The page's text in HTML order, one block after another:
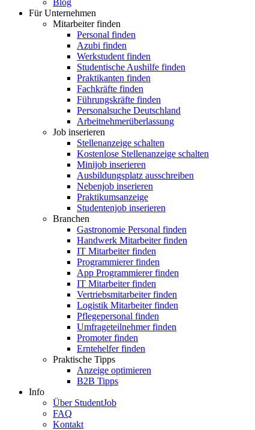
Blog
Für Unternehmen
Mitarbeiter finden
Personal finden
Azubi finden
Werkstudent finden
Studentische Aushilfe finden
Praktikanten finden
Fachkräfte finden
Führungskräfte finden
Personalsuche Deutschland
Arbeitnehmerüberlassung
Job inserieren
Stellenanzeige schalten
Kostenlose Stellenanzeige schalten
Minijob inserieren
Ausbildungsplatz ausschreiben
Nebenjob inserieren
Praktikumsanzeige
Studentenjob inserieren
Branchen
Gastronomie Personal finden
Handwerk Mitarbeiter finden
IT Mitarbeiter finden
Programmierer finden
App Programmierer finden
IT Mitarbeiter finden
Vertriebsmitarbeiter finden
Logistik Mitarbeiter finden
Pflegepersonal finden
Umfrageteilnehmer finden
Promoter finden
Erntehelfer finden
Praktische Tipps
Anzeige optimieren
B2B Tipps
Info
Über StudentJob
FAQ
Kontakt